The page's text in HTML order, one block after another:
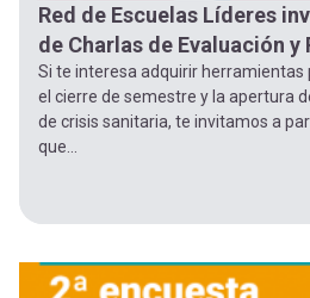
Red de Escuelas Líderes
de Charlas de Evaluación
Si te interesa adquirir
el cierre de semestre y la apertura
de crisis sanitaria, te invitamos a
que...